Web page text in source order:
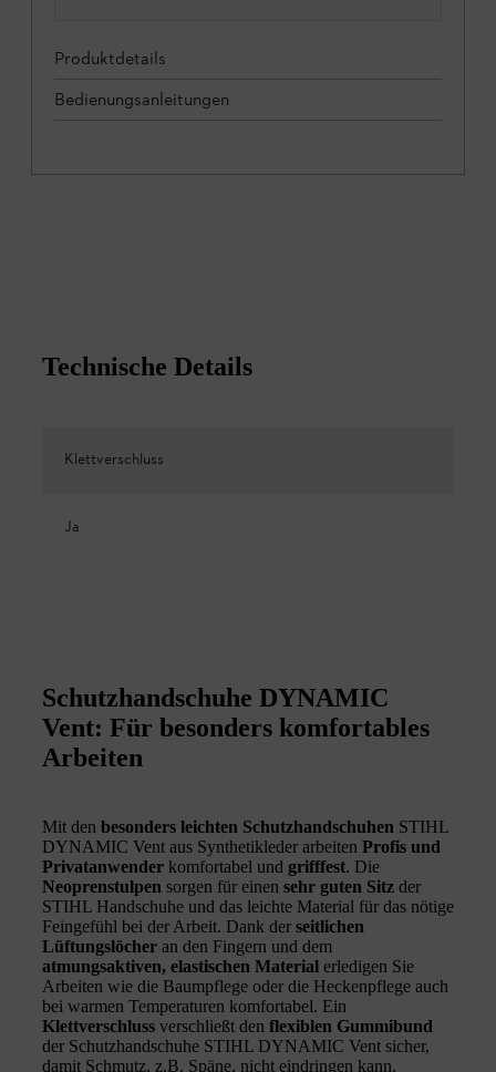
Produktdetails
Bedienungsanleitungen
Technische Details
Klettverschluss
Ja
Schutzhandschuhe DYNAMIC
Vent: Für besonders komfortables
Arbeiten
Mit den besonders leichten Schutzhandschuhen STIHL
DYNAMIC Vent aus Synthetikleder arbeiten Profis und
Privatanwender komfortabel und grifffest. Die
Neoprenstulpen sorgen für einen sehr guten Sitz der
STIHL Handschuhe und das leichte Material für das nötige
Feingefühl bei der Arbeit. Dank der seitlichen
Lüftungslöcher an den Fingern und dem
atmungsaktiven, elastischen Material erledigen Sie
Arbeiten wie die Baumpflege oder die Heckenpflege auch
bei warmen Temperaturen komfortabel. Ein
Klettverschluss verschließt den flexiblen Gummibund
der Schutzhandschuhe STIHL DYNAMIC Vent sicher,
damit Schmutz, z.B. Späne, nicht eindringen kann.